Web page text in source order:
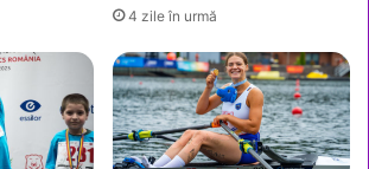
4 zile în urmă